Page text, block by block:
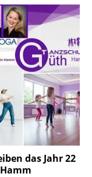
das Jahr 22